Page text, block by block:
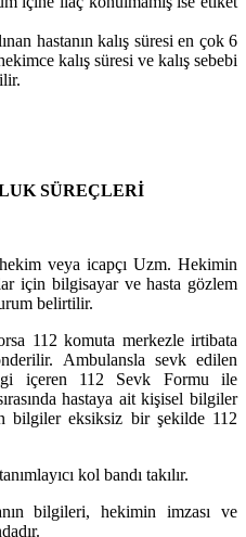
hastanın kalış süresi en çok 6
kalış süresi ve kalış sebebi
SÜREÇLERİ
veya icapçı Uzm. Hekimin
için bilgisayar ve hasta gözlem
belirtilir.
112 komuta merkezle irtibata
Ambulansla sevk edilen
içeren 112 Sevk Formu ile
hastaya ait kişisel bilgiler
bilgiler eksiksiz bir şekilde 112
kol bandı takılır.
bilgileri, hekimin imzası ve